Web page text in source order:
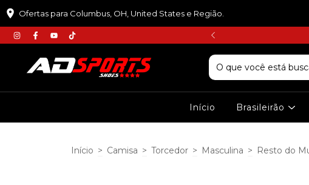
Ofertas para Columbus, OH, United States e Região.
:𝙋𝙍𝙄𝙈𝙀𝙄𝙍𝘼𝘾𝙊𝙈𝙋𝙍𝘼
Início Brasileirão
Início > Camisa > Torcedor > Masculina > Resto do